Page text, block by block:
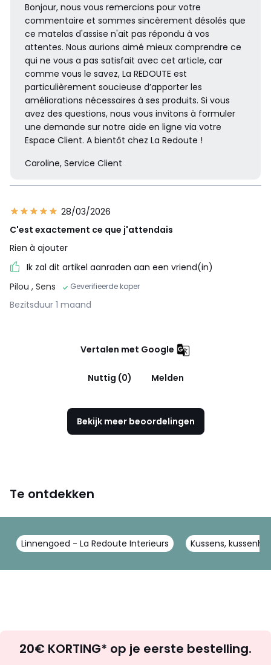
Bonjour, nous vous remercions pour votre
commentaire et sommes sincèrement désolés que
ce matelas d'assise n'ait pas répondu à vos
attentes. Nous aurions aimé mieux comprendre ce
qui ne vous a pas satisfait avec cet article, car
comme vous le savez, La REDOUTE est
particulièrement soucieuse d’apporter les
améliorations nécessaires à ses produits. Si vous
avez des questions, nous vous invitons à formuler
une demande sur notre aide en ligne via votre
Espace Client. A bientôt chez La Redoute !
Caroline, Service Client
28/03/2026
C'est exactement ce que j'attendais
Rien à ajouter
Ik zal dit artikel aanraden aan een vriend(in)
Pilou , Sens Geverifieerde koper
Bezitsduur 1 maand
Vertalen met Google
Nuttig (0) Melden
Bekijk meer beoordelingen
Te ontdekken
Linnengoed - La Redoute Interieurs Kussens,
zoek
20€ KORTING* op je eerste bestelling.